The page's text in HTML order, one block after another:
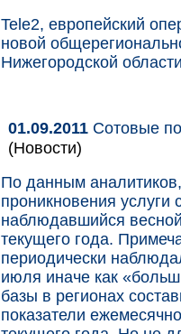
Tele2, европейский
новой
Нижегородской
01.09.2011 Сотовые
(Новости)
По данным
проникновения услуги
наблюдавшийся
текущего года.
периодически
июля иначе как
базы в регионах
показатели